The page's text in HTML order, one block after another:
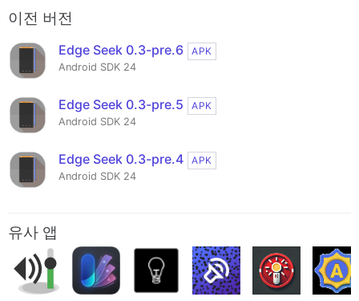
이전 버전
Edge Seek 0.3-pre.6
APK
Android SDK 24
Edge Seek 0.3-pre.5
APK
Android SDK 24
Edge Seek 0.3-pre.4
APK
Android SDK 24
유사 앱